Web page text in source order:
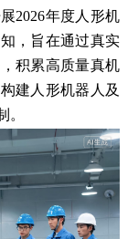
2026年度人形机
，旨在通过真实
积累高质量真机
建人形机器人及
。